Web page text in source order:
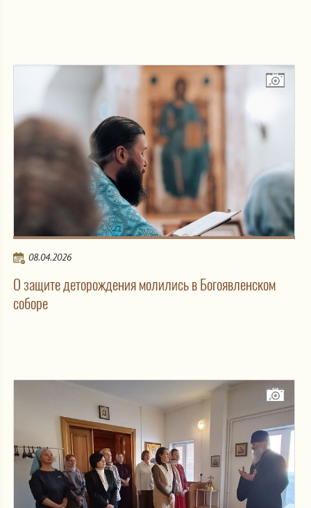
08.04.2026
О защите деторождения молились в Богоявленском
соборе